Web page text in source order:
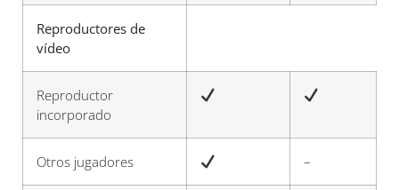
Reproductores de
vídeo
Reproductor
incorporado
Otros jugadores –